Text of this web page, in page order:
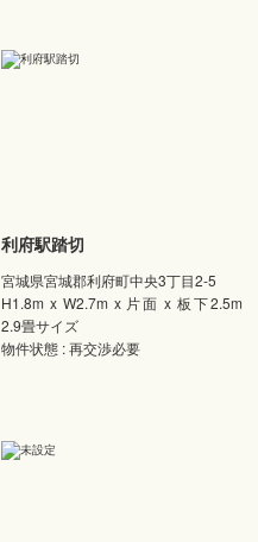
利府駅踏切
宮城県宮城郡利府町中央3丁目2-5
H1.8m x W2.7m x 片面 x 板下2.5m
2.9畳サイズ
物件状態 : 再交渉必要